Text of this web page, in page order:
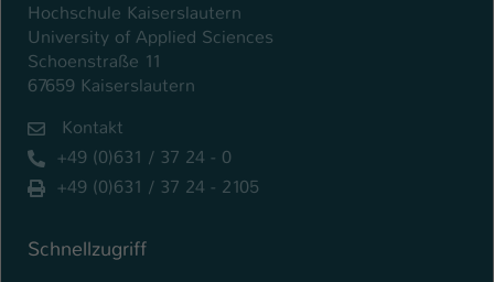
Hochschule Kaiserslautern
University of Applied Sciences
Schoenstraße 11
67659 Kaiserslautern
Kontakt
+49 (0)631 / 37 24 - 0
+49 (0)631 / 37 24 - 2105
Schnellzugriff